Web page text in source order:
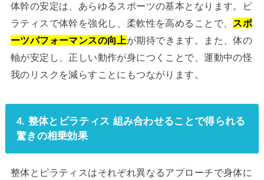
体幹の安定は、あらゆるスポーツの基本となります。ピ
ラティスで体幹を強化し、柔軟性を高めることで、 スポ
ーツパフォーマンスの向上が期待できます。また、体の
軸が安定し、正しい動作が身につくことで、運動中の怪
我のリスクを減らすことにもつながります。
4. 整体とピラティス 組み合わせることで得られる
驚きの相乗効果
整体とピラティスはそれぞれ異なるアプローチで身体に